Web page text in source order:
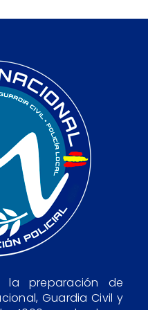
la preparación de
Guardia Civil y